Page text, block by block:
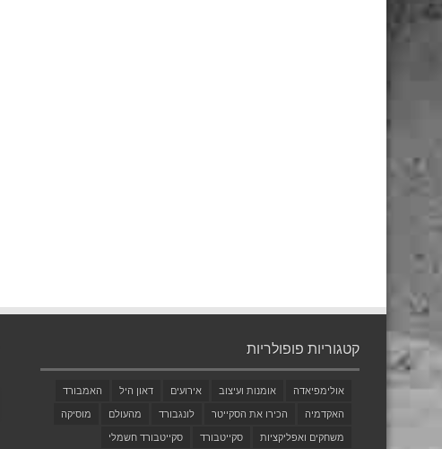
קטגוריות פופולריות
אולימפיאדה אומנות ועיצוב אירועים דאון היל האמבורד
האקדמיה הכירו את הסקייטר לונגבורד מהעולם מוסיקה
משחקים ואפליקציות סקייטבורד סקייטבורד חשמלי